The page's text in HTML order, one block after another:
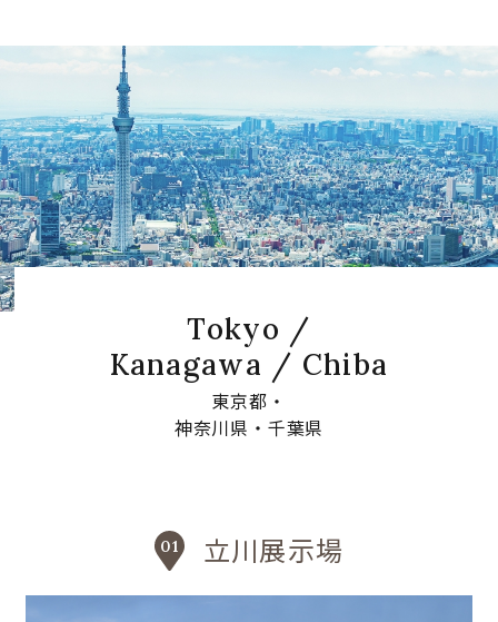
Tokyo /
Kanagawa / Chiba
東京都・
神奈川県・千葉県
立川展示場